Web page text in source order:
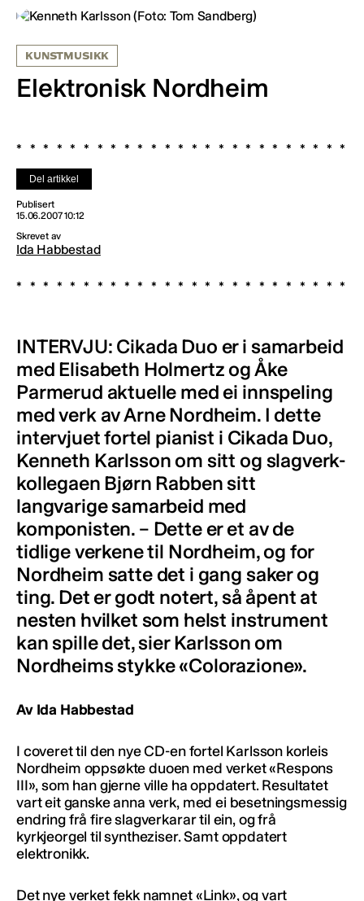
KUNSTMUSIKK
Elektronisk Nordheim
Del artikkel
Publisert
15.06.2007 10:12
Skrevet av
Ida Habbestad
INTERVJU: Cikada Duo er i samarbeid
med Elisabeth Holmertz og Åke
Parmerud aktuelle med ei innspeling
med verk av Arne Nordheim. I dette
intervjuet fortel pianist i Cikada Duo,
Kenneth Karlsson om sitt og slagverk-
kollegaen Bjørn Rabben sitt
langvarige samarbeid med
komponisten. – Dette er et av de
tidlige verkene til Nordheim, og for
Nordheim satte det i gang saker og
ting. Det er godt notert, så åpent at
nesten hvilket som helst instrument
kan spille det, sier Karlsson om
Nordheims stykke «Colorazione».
Av Ida Habbestad
I coveret til den nye CD-en fortel Karlsson korleis
Nordheim oppsøkte duoen med verket «Respons
III», som han gjerne ville ha oppdatert. Resultatet
vart eit ganske anna verk, med ei besetningsmessig
endring frå fire slagverkarar til ein, og frå
kyrkjeorgel til syntheziser. Samt oppdatert
elektronikk.
Det nye verket fekk namnet «Link», og vart